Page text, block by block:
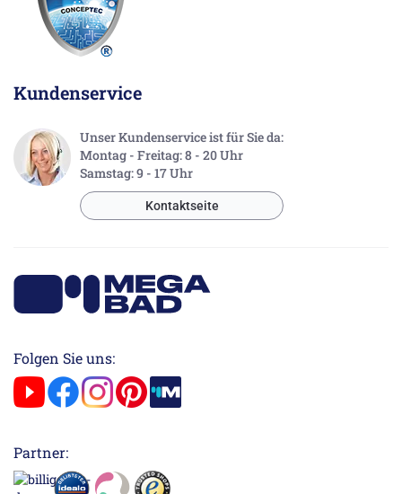
Kundenservice
Unser Kundenservice ist für Sie da:
Montag - Freitag: 8 - 20 Uhr
Samstag: 9 - 17 Uhr
Kontaktseite
Folgen Sie uns:
Partner: